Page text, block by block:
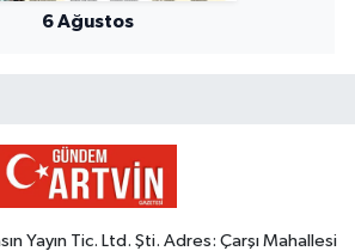
6 Ağustos
Yayın Tic. Ltd. Şti. Adres: Çarşı Mahallesi